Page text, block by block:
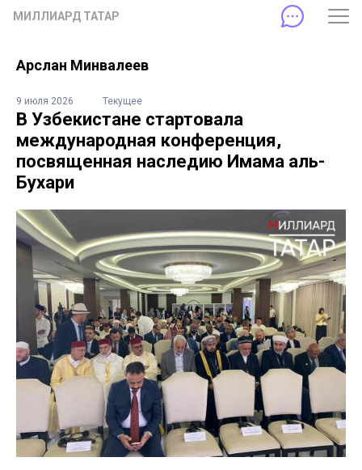
МИЛЛИАРД ТАТАР
Арслан Минвалеев
9 июля 2026 Текущее
В Узбекистане стартовала
международная конференция,
посвященная наследию Имама аль-
Бухари